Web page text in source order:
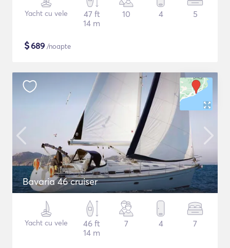
Yacht cu vele
47 ft
14 m
10 4 5
$689 /noapte
Bavaria 46 cruiser
Yacht cu vele
46 ft
14 m
7 4 7